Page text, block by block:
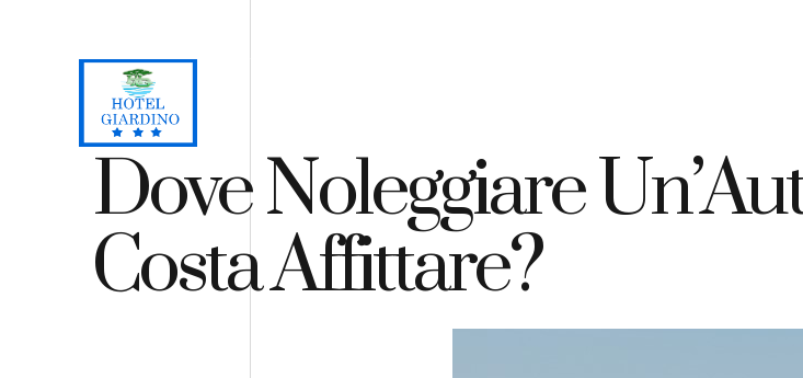
Dove Noleggiare
Costa Affittare?